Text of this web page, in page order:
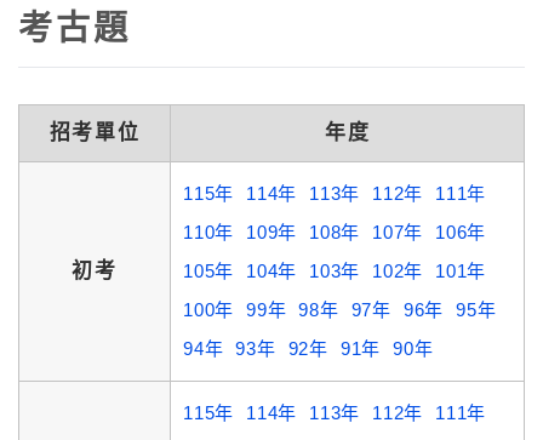
考古題
招考單位 年度
初考
115年 114年 113年 112年
111年
110年
109年 108年 107年
106年
105年
104年 103年 102年
101年
100年
99年 98年 97年 96年
95年
94年
93年 92年 91年 90年
115年 114年 113年 112年
111年